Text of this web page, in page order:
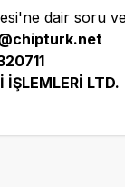
dair soru
İŞLEMLERİ LTD.